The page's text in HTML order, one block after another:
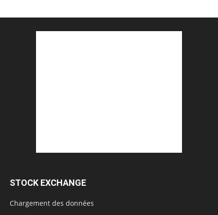
STOCK EXCHANGE
Chargement des données